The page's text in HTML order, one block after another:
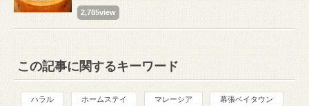
2,785view
この記事に関するキーワード
ハラル ホームステイ マレーシア 幕張ベイタウン